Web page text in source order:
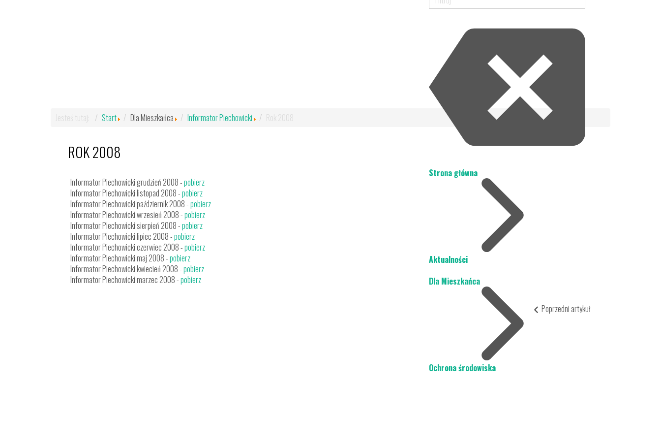
Strona główna
Aktualności
Dla Mieszkańca
Ochrona środowiska
Jesteś tutaj: Start Dla Mieszkańca Informator Piechowicki Rok 2008
ROK 2008
Informator Piechowicki grudzień 2008 -pobierz
Informator Piechowicki listopad 2008 -pobierz
Informator Piechowicki październik 2008 -pobierz
Informator Piechowicki wrzesień 2008 -pobierz
Informator Piechowicki sierpień 2008 -pobierz
Informator Piechowicki lipiec 2008 -pobierz
Informator Piechowicki czerwiec 2008 -pobierz
Informator Piechowicki maj 2008 -pobierz
Informator Piechowicki kwiecień 2008 -pobierz
Informator Piechowicki marzec 2008 -pobierz
Poprzedni artykuł